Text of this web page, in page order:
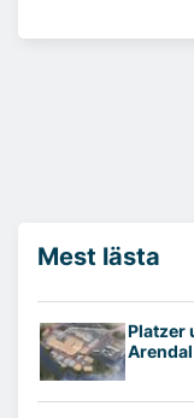
Mest lästa
Platzer